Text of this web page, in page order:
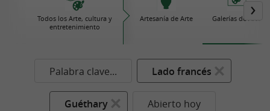
Todos los Arte, cultura y
entretenimiento
Artesanía de Arte Galerías de Arte
Palabra clave... Lado francés
Guéthary Abierto hoy